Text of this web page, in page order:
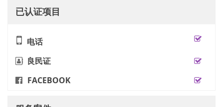
已认证项目
电话
良民证
FACEBOOK